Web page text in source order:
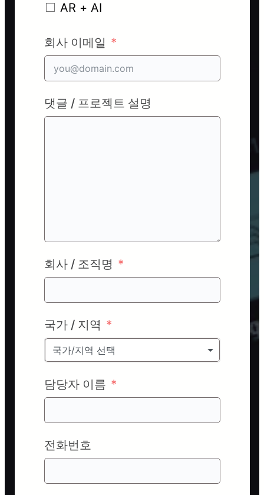
AR + AI
회사 이메일
댓글 / 프로젝트 설명
회사 / 조직명
국가 / 지역
국가/지역 선택
담당자 이름
전화번호